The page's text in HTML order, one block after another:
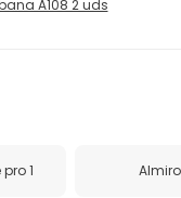
A108 2 uds
1